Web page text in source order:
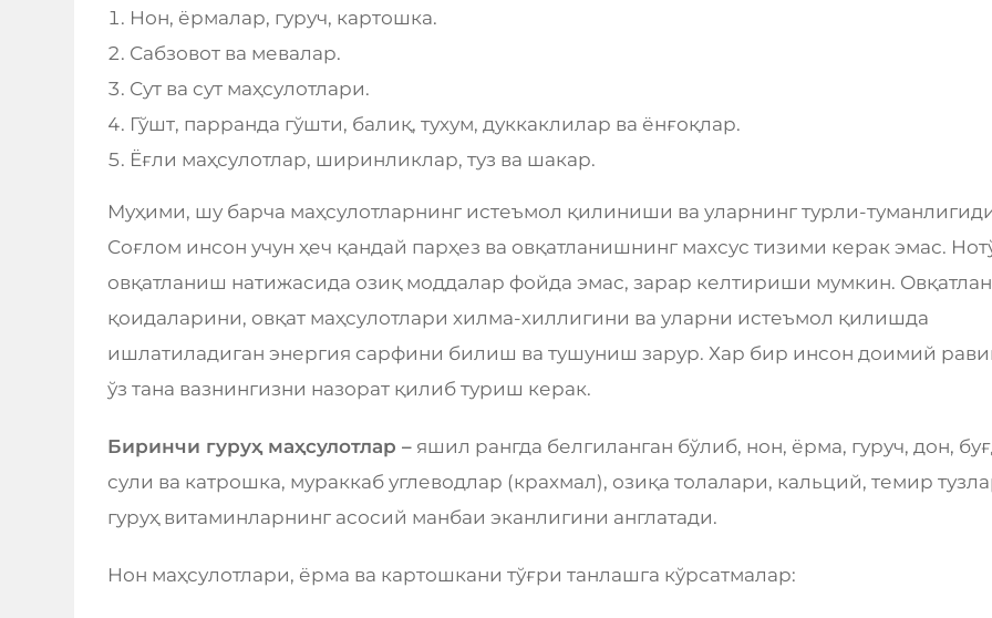
Нон, ёрмалар, гуруч, картошка.
Сабзовот ва мевалар.
Сут ва сут маҳсулотлари.
Гўшт, парранда гўшти, балиқ, тухум, дуккаклилар ва ёнғоқлар.
Ёғли маҳсулотлар, ширинликлар, туз ва шакар.
Муҳими, шу барча маҳсулотларнинг истеъмол қилиниши ва уларнинг турли-
Соғлом инсон учун ҳеч қандай парҳез ва овқатланишнинг махсус тизими керак эмас.
овқатланиш натижасида озиқ моддалар фойда эмас, зарар келтириши мумкин.
қоидаларини, овқат маҳсулотлари хилма-хиллигини ва уларни истеъмол қилишда
ишлатиладиган энергия сарфини билиш ва тушуниш зарур. Хар бир инсон доимий
ўз тана вазнингизни назорат қилиб туриш керак.
Биринчи гуруҳ маҳсулотлар – яшил рангда белгиланган бўлиб, нон, ёрма, гуруч, дон,
сули ва катрошка, мураккаб углеводлар (крахмал), озиқа толалари, кальций, темир
гуруҳ витаминларнинг асосий манбаи эканлигини англатади.
Нон маҳсулотлари, ёрма ва картошкани тўғри танлашга кўрсатмалар: